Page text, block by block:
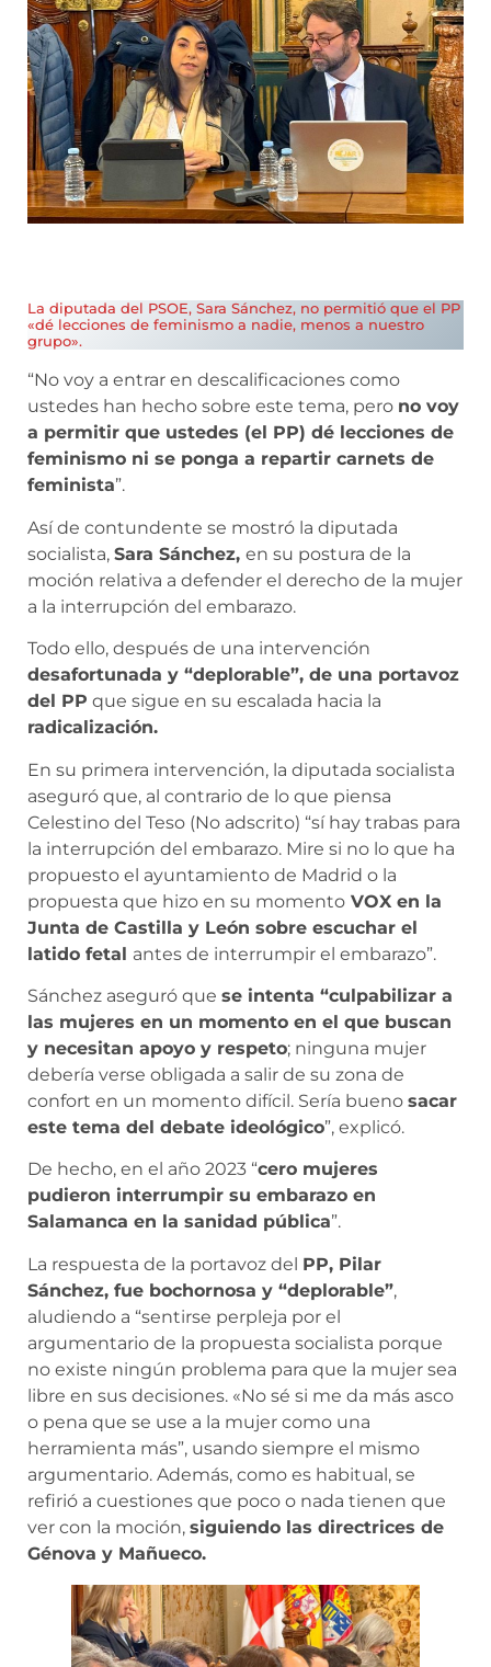
La diputada del PSOE, Sara Sánchez, no permitió que el PP
«dé lecciones de feminismo a nadie, menos a nuestro
grupo».
“No voy a entrar en descalificaciones como
ustedes han hecho sobre este tema, pero no voy
a permitir que ustedes (el PP) dé lecciones de
feminismo ni se ponga a repartir carnets de
feminista”.
Así de contundente se mostró la diputada
socialista, Sara Sánchez, en su postura de la
moción relativa a defender el derecho de la mujer
a la interrupción del embarazo.
Todo ello, después de una intervención
desafortunada y “deplorable”, de una portavoz
del PP que sigue en su escalada hacia la
radicalización.
En su primera intervención, la diputada socialista
aseguró que, al contrario de lo que piensa
Celestino del Teso (No adscrito) “sí hay trabas para
la interrupción del embarazo. Mire si no lo que ha
propuesto el ayuntamiento de Madrid o la
propuesta que hizo en su momento VOX en la
Junta de Castilla y León sobre escuchar el
latido fetal antes de interrumpir el embarazo”.
Sánchez aseguró que se intenta “culpabilizar a
las mujeres en un momento en el que buscan
y necesitan apoyo y respeto; ninguna mujer
debería verse obligada a salir de su zona de
confort en un momento difícil. Sería bueno sacar
este tema del debate ideológico”, explicó.
De hecho, en el año 2023 “cero mujeres
pudieron interrumpir su embarazo en
Salamanca en la sanidad pública”.
La respuesta de la portavoz del PP, Pilar
Sánchez, fue bochornosa y “deplorable”,
aludiendo a “sentirse perpleja por el
argumentario de la propuesta socialista porque
no existe ningún problema para que la mujer sea
libre en sus decisiones. «No sé si me da más asco
o pena que se use a la mujer como una
herramienta más”, usando siempre el mismo
argumentario. Además, como es habitual, se
refirió a cuestiones que poco o nada tienen que
ver con la moción, siguiendo las directrices de
Génova y Mañueco.